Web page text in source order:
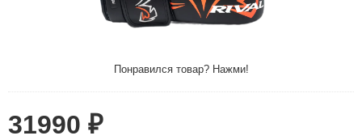
Понравился товар? Нажми!
31990 ₽